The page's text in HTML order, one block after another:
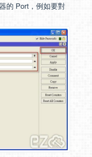
的 Port，例如要對